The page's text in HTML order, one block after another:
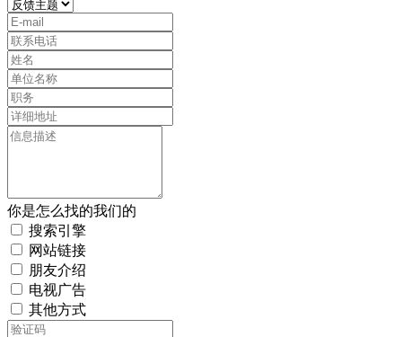
你是怎么找的我们的
搜索引擎
网站链接
朋友介绍
电视广告
其他方式